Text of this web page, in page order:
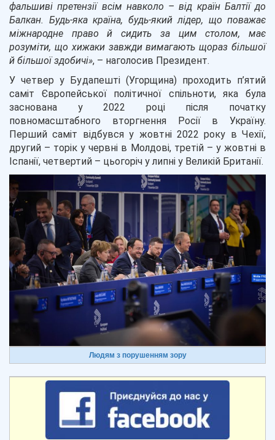
фальшиві претензії всім навколо – від країн Балтії до
Балкан. Будь-яка країна, будь-який лідер, що поважає
міжнародне право й сидить за цим столом, має
розуміти, що хижаки завжди вимагають щораз більшої
й більшої здобичі», – наголосив Президент.
У четвер у Будапешті (Угорщина) проходить п’ятий
саміт Європейської політичної спільноти, яка була
заснована у 2022 році після початку
повномасштабного вторгнення Росії в Україну.
Перший саміт відбувся у жовтні 2022 року в Чехії,
другий – торік у червні в Молдові, третій – у жовтні в
Іспанії, четвертий – цьогоріч у липні у Великій Британії.
Людям з порушенням зору